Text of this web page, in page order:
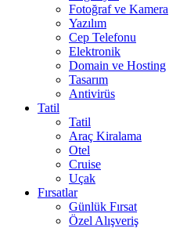
Fotoğraf ve Kamera
Yazılım
Cep Telefonu
Elektronik
Domain ve Hosting
Tasarım
Antivirüs
Tatil
Tatil
Araç Kiralama
Otel
Cruise
Uçak
Fırsatlar
Günlük Fırsat
Özel Alışveriş